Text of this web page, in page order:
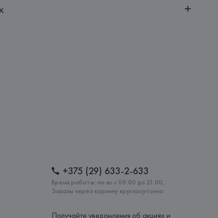
г. Минск, ул. Немига, 5, пом. 39, ком. 1
+375 (29) 633-2-633
Время работы: пн-вс с 09:00 до 21:00,
Заказы через корзину круглосуточно
Получайте уведомления об акциях и